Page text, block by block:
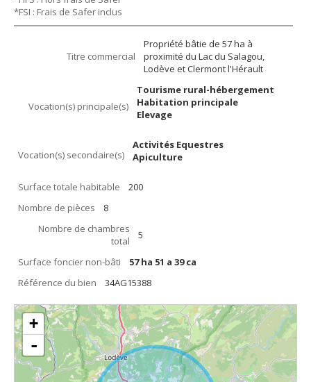
*FSI : Frais de Safer inclus
Titre commercial
Propriété bâtie de 57 ha à
proximité du Lac du Salagou,
Lodève et Clermont l'Hérault
Vocation(s) principale(s)
Tourisme rural-hébergement
Habitation principale
Elevage
Vocation(s) secondaire(s)
Activités Equestres
Apiculture
Surface totale habitable
200
Nombre de pièces
8
Nombre de chambres
total
5
Surface foncier non-bâti
57 ha 51 a 39 ca
Référence du bien
34AG15388
+
-